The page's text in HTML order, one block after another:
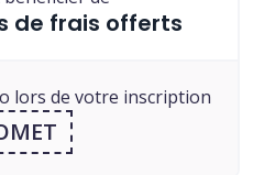
de frais offerts
lors de votre inscription